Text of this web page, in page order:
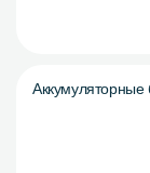
Аккумуляторные